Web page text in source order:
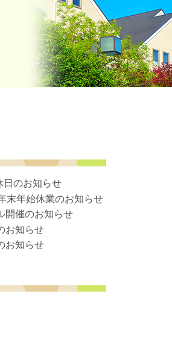
日のお知らせ
末年始休業のお知らせ
開催のお知らせ
お知らせ
お知らせ